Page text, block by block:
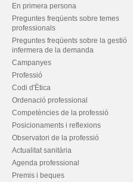
En primera persona
Preguntes freqüents sobre temes
professionals
Preguntes freqüents sobre la gestió
infermera de la demanda
Campanyes
Professió
Codi d'Ètica
Ordenació professional
Competències de la professió
Posicionaments i reflexions
Observatori de la professió
Actualitat sanitària
Agenda professional
Premis i beques